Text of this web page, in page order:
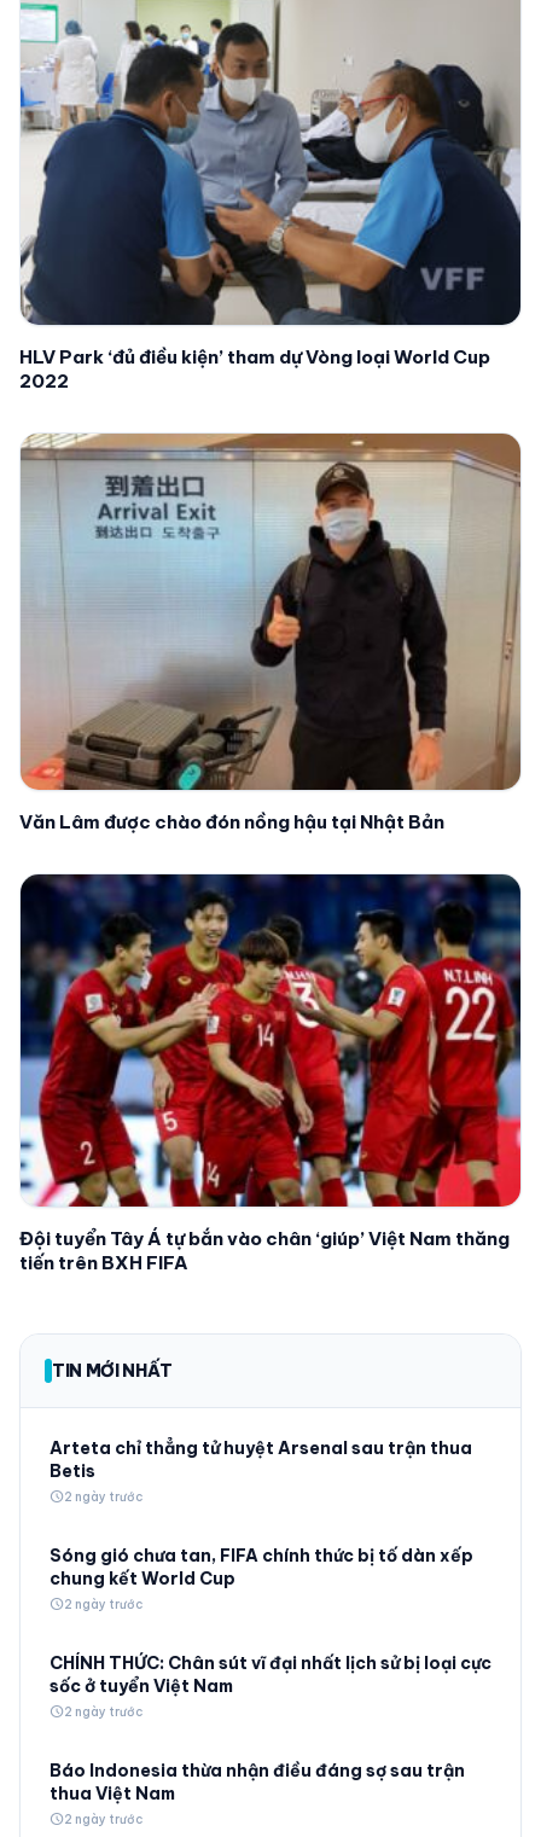
HLV Park ‘đủ điều kiện’ tham dự Vòng loại World Cup
2022
Văn Lâm được chào đón nồng hậu tại Nhật Bản
Đội tuyển Tây Á tự bắn vào chân ‘giúp’ Việt Nam thăng
tiến trên BXH FIFA
TIN MỚI NHẤT
Arteta chỉ thẳng tử huyệt Arsenal sau trận thua
Betis
schedule2 ngày trước
Sóng gió chưa tan, FIFA chính thức bị tố dàn xếp
chung kết World Cup
schedule2 ngày trước
CHÍNH THỨC: Chân sút vĩ đại nhất lịch sử bị loại cực
sốc ở tuyển Việt Nam
schedule2 ngày trước
Báo Indonesia thừa nhận điều đáng sợ sau trận
thua Việt Nam
schedule2 ngày trước